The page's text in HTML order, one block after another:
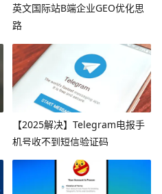
英文国际站B端企业GEO优化思
路
【2025解决】Telegram电报手
机号收不到短信验证码